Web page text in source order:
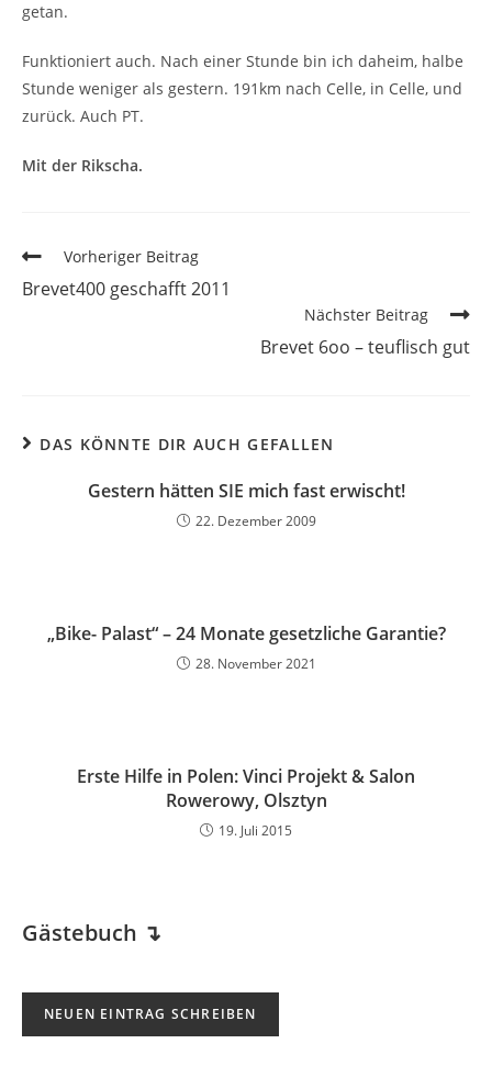
getan.
Funktioniert auch. Nach einer Stunde bin ich daheim, halbe
Stunde weniger als gestern. 191km nach Celle, in Celle, und
zurück. Auch PT.
Mit der Rikscha.
Vorheriger Beitrag
Brevet400 geschafft 2011
Nächster Beitrag
Brevet 6oo – teuflisch gut
DAS KÖNNTE DIR AUCH GEFALLEN
Gestern hätten SIE mich fast erwischt!
22. Dezember 2009
„Bike- Palast“ – 24 Monate gesetzliche Garantie?
28. November 2021
Erste Hilfe in Polen: Vinci Projekt & Salon
Rowerowy, Olsztyn
19. Juli 2015
Gästebuch ↴